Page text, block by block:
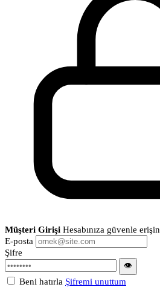
Müşteri Girişi Hesabınıza güvenle erişin
E-posta
Şifre
👁
Beni hatırla Şifremi unuttum